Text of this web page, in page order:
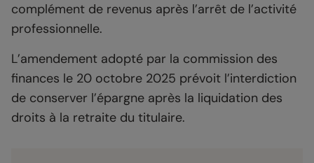
complément de revenus après l’arrêt de l’activité
professionnelle.
L’amendement adopté par la commission des
finances le 20 octobre 2025 prévoit l’interdiction
de conserver l’épargne après la liquidation des
droits à la retraite du titulaire.